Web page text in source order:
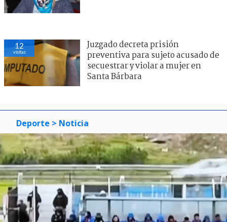
12
visitas
Juzgado decreta prisión
preventiva para sujeto acusado de
secuestrar y violar a mujer en
Santa Bárbara
Deporte > Noticia